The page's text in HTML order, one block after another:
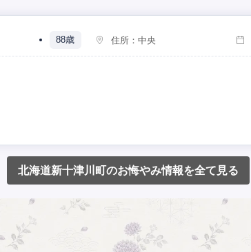
88歳 住所：中央
北海道新十津川町のお悔やみ情報を全て見る